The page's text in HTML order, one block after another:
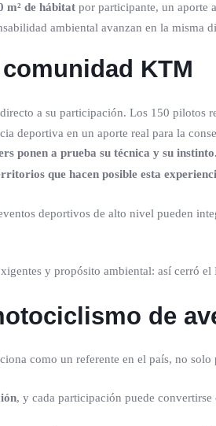
m² de hábitat por participante, un aporte
ambiental avanzan en la misma
KTM
a su participación. Los 150 pilotos
deportiva en un aporte real para la
ponen a prueba su técnica y su
que hacen posible esta
deportivos de alto nivel pueden
de
como un referente en el país, no
, y cada participación puede